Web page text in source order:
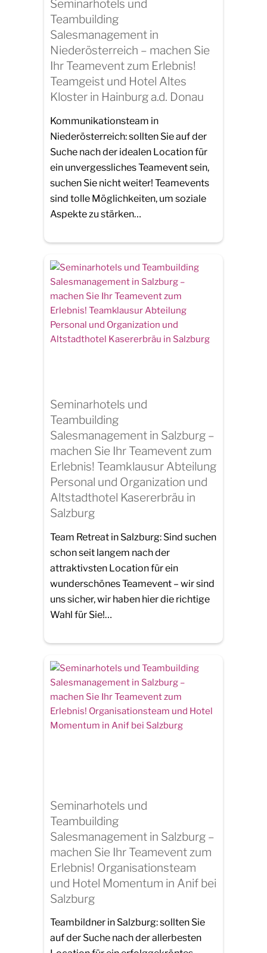
Seminarhotels und
Teambuilding
Salesmanagement in
Niederösterreich – machen Sie
Ihr Teamevent zum Erlebnis!
Teamgeist und Hotel Altes
Kloster in Hainburg a.d. Donau
Kommunikationsteam in
Niederösterreich: sollten Sie auf der
Suche nach der idealen Location für
ein unvergessliches Teamevent sein,
suchen Sie nicht weiter! Teamevents
sind tolle Möglichkeiten, um soziale
Aspekte zu stärken…
Seminarhotels und
Teambuilding
Salesmanagement in Salzburg –
machen Sie Ihr Teamevent zum
Erlebnis! Teamklausur Abteilung
Personal und Organization und
Altstadthotel Kasererbräu in
Salzburg
Team Retreat in Salzburg: Sind suchen
schon seit langem nach der
attraktivsten Location für ein
wunderschönes Teamevent – wir sind
uns sicher, wir haben hier die richtige
Wahl für Sie!…
Seminarhotels und
Teambuilding
Salesmanagement in Salzburg –
machen Sie Ihr Teamevent zum
Erlebnis! Organisationsteam
und Hotel Momentum in Anif bei
Salzburg
Teambildner in Salzburg: sollten Sie
auf der Suche nach der allerbesten